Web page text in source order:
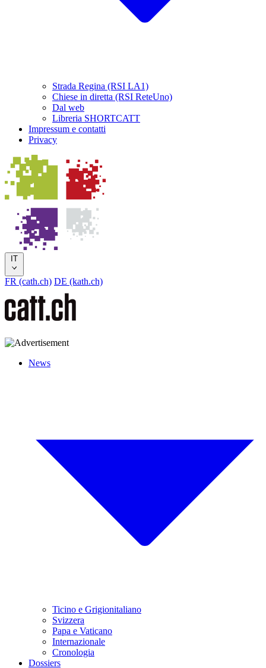
Strada Regina (RSI LA1)
Chiese in diretta (RSI ReteUno)
Dal web
Libreria SHORTCATT
Impressum e contatti
Privacy
IT
FR (cath.ch) DE (kath.ch)
News
Ticino e Grigionitaliano
Svizzera
Papa e Vaticano
Internazionale
Cronologia
Dossiers